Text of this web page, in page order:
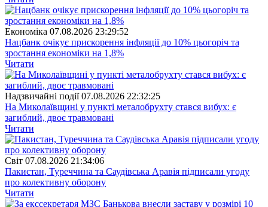
Економіка 07.08.2026 23:29:52
Нацбанк очікує прискорення інфляції до 10% цьогоріч та
зростання економіки на 1,8%
Читати
Надзвичайні події 07.08.2026 22:32:25
На Миколаївщині у пункті металобрухту стався вибух: є
загиблий, двоє травмовані
Читати
Свiт 07.08.2026 21:34:06
Пакистан, Туреччина та Саудівська Аравія підписали угоду
про колективну оборону
Читати